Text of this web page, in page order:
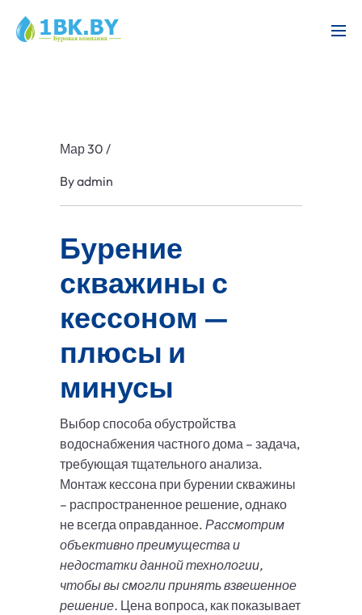
Мар 30 /
Byadmin
Бурение
скважины с
кессоном —
плюсы и
минусы
Выбор способа обустройства
водоснабжения частного дома – задача,
требующая тщательного анализа.
Монтаж кессона при бурении скважины
– распространенное решение, однако
не всегда оправданное. Рассмотрим
объективно преимущества и
недостатки данной технологии,
чтобы вы смогли принять взвешенное
решение. Цена вопроса, как показывает